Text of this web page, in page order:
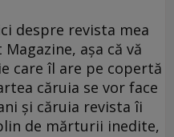
despre revista mea
aşa că vă
care îl are pe copertă
căruia se vor face
şi căruia revista îi
de mărturii inedite,